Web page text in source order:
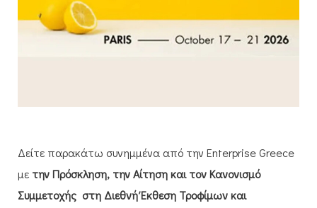
Δείτε παρακάτω συνημμένα από την Enterprise Greece
με την Πρόσκληση, την Αίτηση και τον Κανονισμό
Συμμετοχής στη Διεθνή Έκθεση Τροφίμων και